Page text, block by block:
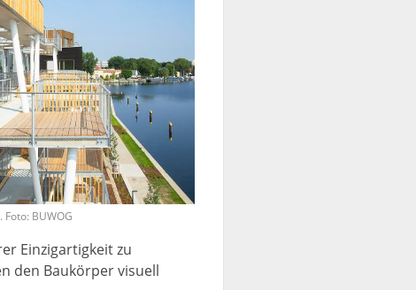
BUWOG
Einzigartigkeit zu
den Baukörper visuell